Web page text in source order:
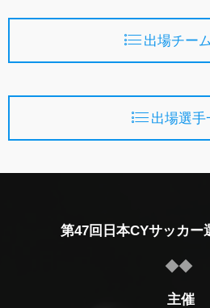
出場チー
出場選手
第47回日本CYサッカー
主催